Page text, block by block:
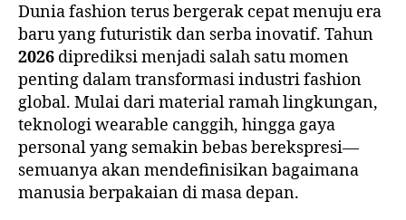
Dunia fashion terus bergerak cepat menuju era
baru yang futuristik dan serba inovatif. Tahun
2026 diprediksi menjadi salah satu momen
penting dalam transformasi industri fashion
global. Mulai dari material ramah lingkungan,
teknologi wearable canggih, hingga gaya
personal yang semakin bebas berekspresi—
semuanya akan mendefinisikan bagaimana
manusia berpakaian di masa depan.